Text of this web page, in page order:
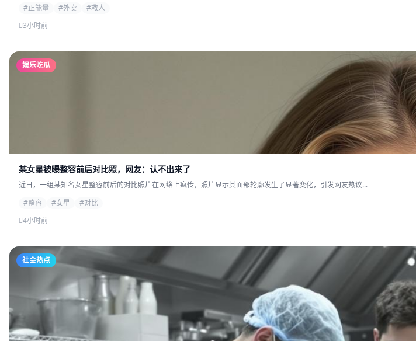
#正能量
#外卖
#救人
3小时前
娱乐吃瓜
某女星被曝整容前后对比照，网友：认不出来了
近日，一组某知名女星整容前后的对比照片在网络上疯传，照片显示其面部轮廓发生了显著变化，引发网友热议...
#整容
#女星
#对比
4小时前
社会热点